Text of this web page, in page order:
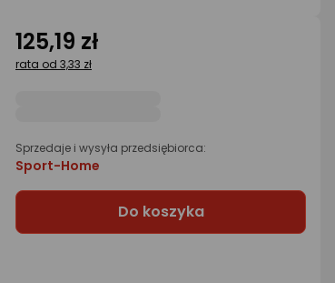
125,19 zł
rata od 3,33 zł
Sprzedaje i wysyła przedsiębiorca:
Sport-Home
Do koszyka